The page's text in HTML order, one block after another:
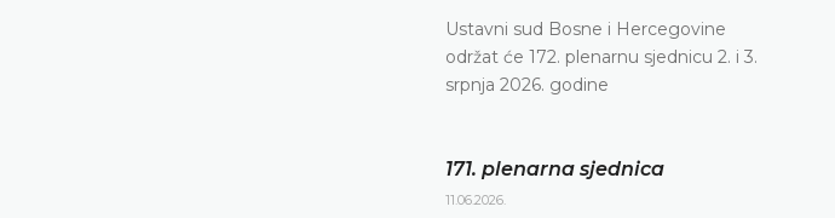
Ustavni sud Bosne i Hercegovine
održat će 172. plenarnu sjednicu 2. i 3.
srpnja 2026. godine
171. plenarna sjednica
11.06.2026.